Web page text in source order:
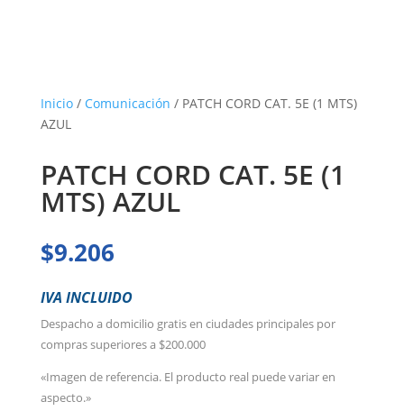
Inicio/ Comunicación / PATCH CORD CAT. 5E (1 MTS)
AZUL
PATCH CORD CAT. 5E (1
MTS) AZUL
$9.206
IVA INCLUIDO
Despacho a domicilio gratis en ciudades principales por
compras superiores a $200.000
«Imagen de referencia. El producto real puede variar en
aspecto.»